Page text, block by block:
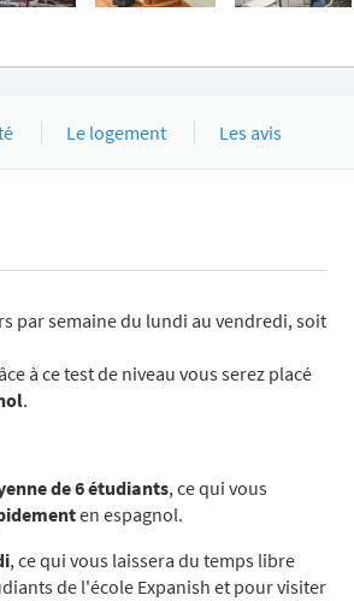
Le logement Les avis
par semaine du lundi au vendredi, soit
à ce test de niveau vous serez placé
.
de 6 étudiants, ce qui vous
en espagnol.
, ce qui vous laissera du temps libre
de l'école Expanish et pour visiter